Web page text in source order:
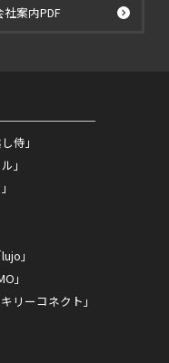
社案内PDF
侍」
」
」
」
リーコネクト」